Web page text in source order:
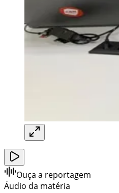
Ouça a reportagem
Áudio da matéria